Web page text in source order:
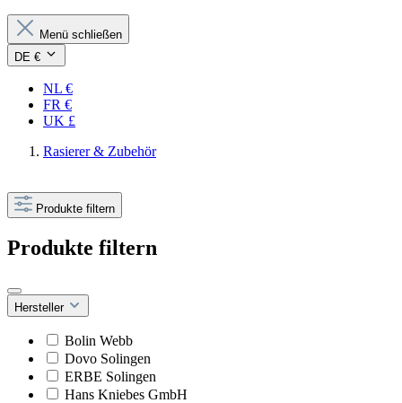
Menü schließen
DE €
NL €
FR €
UK £
Rasierer & Zubehör
Produkte filtern
Produkte filtern
Hersteller
Bolin Webb
Dovo Solingen
ERBE Solingen
Hans Kniebes GmbH